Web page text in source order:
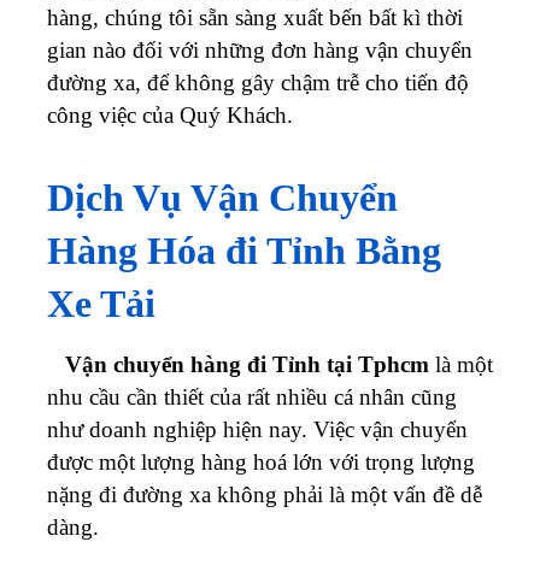
hàng, chúng tôi sẵn sàng xuất bến bất kì thời
gian nào đối với những đơn hàng vận chuyển
đường xa, để không gây chậm trễ cho tiến độ
công việc của Quý Khách.
Dịch Vụ Vận Chuyển
Hàng Hóa đi Tỉnh Bằng
Xe Tải
Vận chuyển hàng đi Tỉnh tại Tphcm là một
nhu cầu cần thiết của rất nhiều cá nhân cũng
như doanh nghiệp hiện nay. Việc vận chuyển
được một lượng hàng hoá lớn với trọng lượng
nặng đi đường xa không phải là một vấn đề dễ
dàng.